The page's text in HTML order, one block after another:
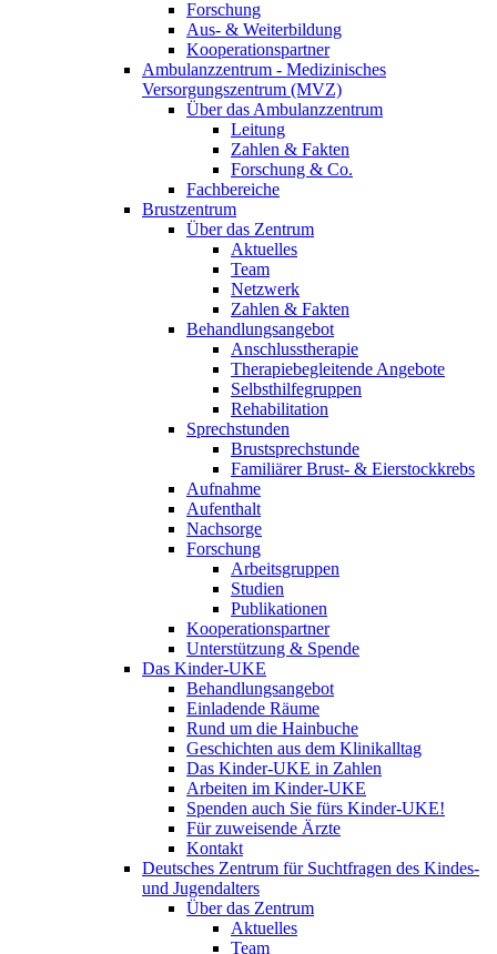
Forschung
Aus- & Weiterbildung
Kooperationspartner
Ambulanzzentrum - Medizinisches
Versorgungszentrum (MVZ)
Über das Ambulanzzentrum
Leitung
Zahlen & Fakten
Forschung & Co.
Fachbereiche
Brustzentrum
Über das Zentrum
Aktuelles
Team
Netzwerk
Zahlen & Fakten
Behandlungsangebot
Anschlusstherapie
Therapiebegleitende Angebote
Selbsthilfegruppen
Rehabilitation
Sprechstunden
Brustsprechstunde
Familiärer Brust- & Eierstockkrebs
Aufnahme
Aufenthalt
Nachsorge
Forschung
Arbeitsgruppen
Studien
Publikationen
Kooperationspartner
Unterstützung & Spende
Das Kinder-UKE
Behandlungsangebot
Einladende Räume
Rund um die Hainbuche
Geschichten aus dem Klinikalltag
Das Kinder-UKE in Zahlen
Arbeiten im Kinder-UKE
Spenden auch Sie fürs Kinder-UKE!
Für zuweisende Ärzte
Kontakt
Deutsches Zentrum für Suchtfragen des Kindes-
und Jugendalters
Über das Zentrum
Aktuelles
Team